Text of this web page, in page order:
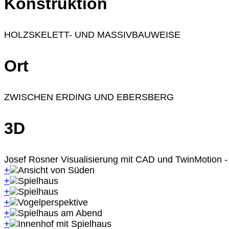
HOLZSKELETT- UND MASSIVBAUWEISE
Ort
ZWISCHEN ERDING UND EBERSBERG
3D
Josef Rosner Visualisierung mit CAD und TwinMotion
+
+
+
+
+
+